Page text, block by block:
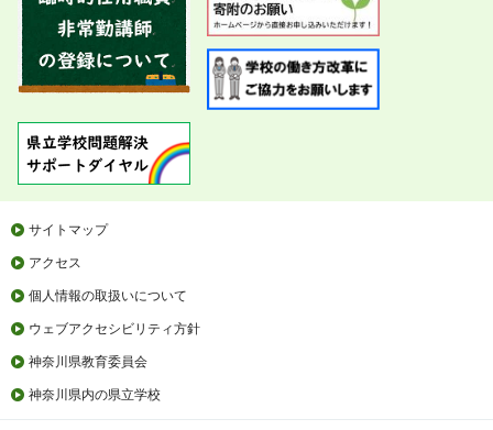
サイトマップ
アクセス
個人情報の取扱いについて
ウェブアクセシビリティ方針
神奈川県教育委員会
神奈川県内の県立学校